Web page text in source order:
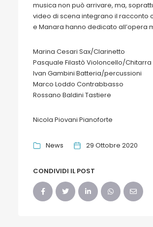
musica non può arrivare, ma,
video di scena integrano il racconto
e Manara hanno dedicato all’opera
Marina Cesari Sax/Clarinetto
Pasquale Filastò Violoncello/Chitarra
Ivan Gambini Batteria/percussioni
Marco Loddo Contrabbasso
Rossano Baldini Tastiere
Nicola Piovani Pianoforte
News 29 Ottobre 2020
CONDIVIDI IL POST